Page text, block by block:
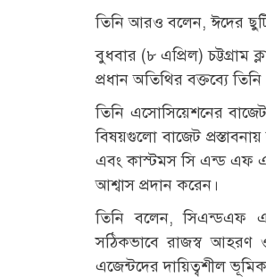
তিনি আরও বলেন, ঈদের
বুধবার (৮ এপ্রিল) চট্টগ্রাম
প্রধান অতিথির বক্তব্যে
তিনি এসোসিয়েশনের
বিষয়গুলো বাজেট
এবং কাস্টমস সি এন্ড এফ
আশ্বাস প্রদান করেন।
তিনি বলেন, সিএন্ডএফ
সঠিকভাবে রাজস্ব আহরণ
এজেন্টদের দায়িত্বশীল